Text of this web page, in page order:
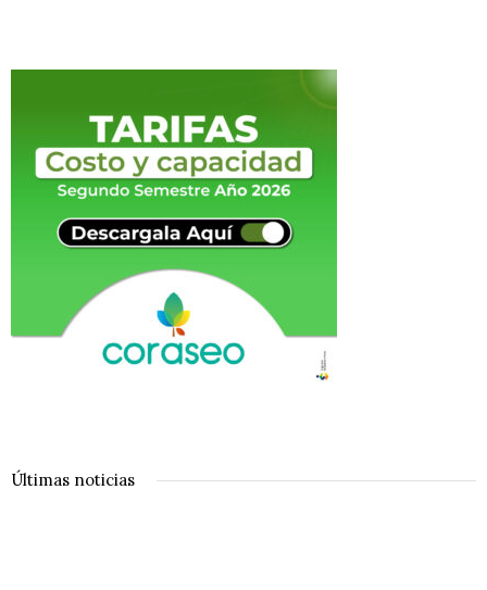
Últimas noticias